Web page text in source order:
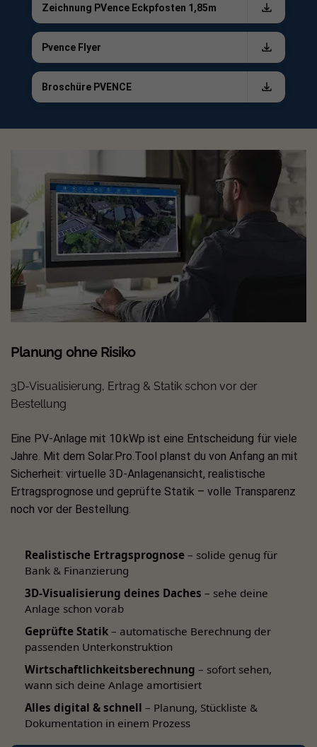
PowerPVence Elemente, erhalten Sie eine
leistungsstarken Solarzaun, der maximale Effizienz
verspricht. So ist die Power-Serie ideal für all diejenigen,
die eine besonders hohe Energieausbeute benötigen. Dank
vertikalen Montage
erzielt der smarte Solarzaun
einen besonders hohen Stromertrag im Vergleich zu den
hohem Energiebedarf an, um mit ihrerüberzeugenden
die Stromkosten merkbar zu senken oder
auch Betriebskosten zu verringern. Trotz der starken
Eigenschaften, müssen Sie keine Abstriche bei dem Design
des smarten Zauns machen. Denn dieser verbindet eine
Top-Performance mit zeitloser Optik, um Ihre
Energiequelle nicht nur effizient, sondern zugleich optisch
ansprechend zu gestalten.
Sie möchten noch mehr über unsere verschiedenen
Zaun-Serien erfahren?Weitere Informationen zu allen
Übersicht
Zeichnung PVence Eckpfosten 1,85m
Pvence Flyer
Broschüre PVENCE
Planung ohne Risiko
3D-Visualisierung, Ertrag & Statik schon vor der
Bestellung
Eine PV-Anlage mit 10 kWp ist eine Entscheidung für viele
Jahre. Mit dem Solar.Pro.Tool planst du von Anfang an mit
Sicherheit: virtuelle 3D-Anlagenansicht, realistische
Ertragsprognose und geprüfte Statik – volle Transparenz
noch vor der Bestellung.
Realistische Ertragsprognose – solide genug für
Bank & Finanzierung
3D-Visualisierung deines Daches – sehe deine
Anlage schon vorab
Geprüfte Statik – automatische Berechnung der
passenden Unterkonstruktion
Wirtschaftlichkeitsberechnung – sofort sehen,
wann sich deine Anlage amortisiert
Alles digital & schnell – Planung, Stückliste &
Dokumentation in einem Prozess